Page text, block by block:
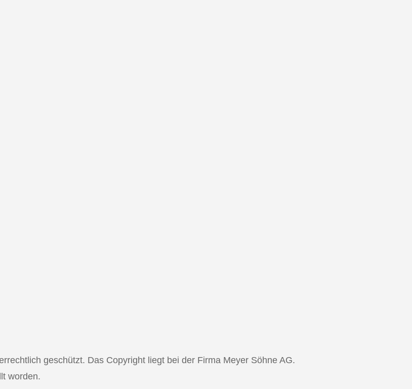
geschützt. Das Copyright liegt bei der Firma Meyer Söhne AG.
worden.